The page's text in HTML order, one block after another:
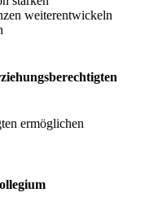
weiterentwickeln
ermöglichen